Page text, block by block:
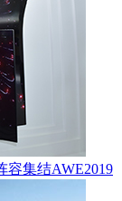
容集结AWE2019